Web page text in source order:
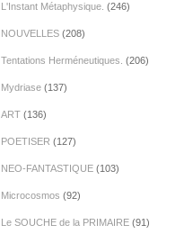
L'Instant Métaphysique. (246)
NOUVELLES(208)
Tentations Herméneutiques. (206)
Mydriase(137)
ART(136)
POETISER (127)
NEO-FANTASTIQUE(103)
Microcosmos (92)
Le SOUCHE de la PRIMAIRE(91)